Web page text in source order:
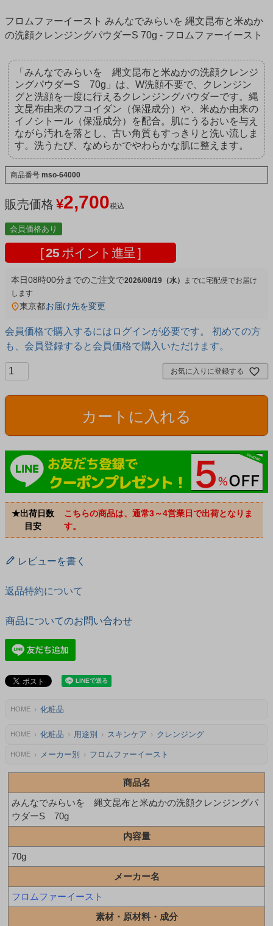
フロムファーイースト みんなでみらいを 縄文昆布と米ぬか
の洗顔クレンジングパウダーS 70g - フロムファーイースト
「みんなでみらいを 縄文昆布と米ぬかの洗顔クレンジ
ングパウダーS 70g」は、W洗顔不要で、クレンジン
グと洗顔を一度に行えるクレンジングパウダーです。縄
文昆布由来のフコイダン（保湿成分）や、米ぬか由来の
イノシトール（保湿成分）を配合。肌にうるおいを与え
ながら汚れを落とし、古い角質もすっきりと洗い流しま
す。洗うたび、なめらかでやわらかな肌に整えます。
商品番号 mso-64000
販売価格 ¥2,700税込
会員価格あり
[25 ポイント進呈 ]
本日08時00分 までのご注文で2026/08/19（水） 宅配便
東京都お届け先を変更
会員価格で購入するにはログインが必要です。 初めての方
も、会員登録すると会員価格で購入いただけます。
お気に入りに登録する
カートに入れる
★出荷日数
目安
こちらの商品は、通常3～4営業日で出荷となりま
す。
レビューを書く
返品特約について
商品についてのお問い合わせ
HOME 化粧品
HOME 化粧品 用途別 スキンケア クレンジング
HOME メーカー別 フロムファーイースト
商品名
みんなでみらいを 縄文昆布と米ぬかの洗顔クレンジングパ
ウダーS 70g
内容量
70g
メーカー名
フロムファーイースト
素材・原材料・成分